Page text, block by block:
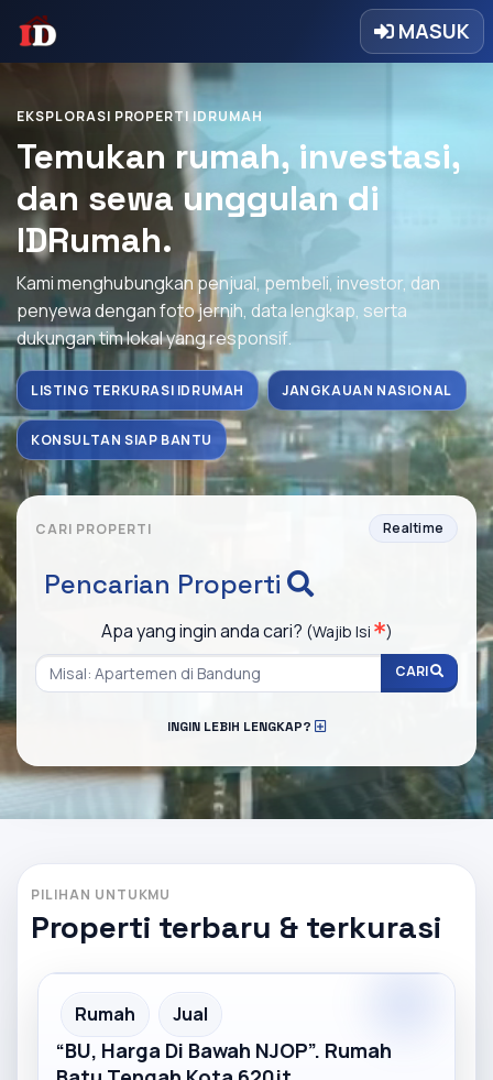
MASUK
EKSPLORASI PROPERTI IDRUMAH
Temukan rumah, investasi,
dan sewa unggulan di
IDRumah.
Kami menghubungkan penjual, pembeli, investor, dan
penyewa dengan foto jernih, data lengkap, serta
dukungan tim lokal yang responsif.
LISTING TERKURASI IDRUMAH JANGKAUAN NASIONAL
KONSULTAN SIAP BANTU
CARI PROPERTI Realtime
Pencarian Properti
Apa yang ingin anda cari? (Wajib Isi )
CARI
INGIN LEBIH LENGKAP?
PILIHAN UNTUKMU
Properti terbaru & terkurasi
Partner Ad
Rumah Jual
“BU, Harga Di Bawah NJOP”. Rumah